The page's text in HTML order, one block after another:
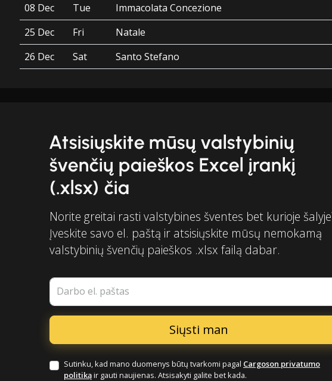
08 Dec
Tue
Immacolata Concezione
25 Dec
Fri
Natale
26 Dec
Sat Santo Stefano
Atsisiųskite mūsų valstybinių
švenčių paieškos Excel įrankį
(.xlsx) čia
Norite greitai rasti valstybines šventes bet kurioje
Įveskite savo el. paštą ir atsisiųskite mūsų nemokamą
valstybinių švenčių paieškos .xlsx failą dabar.
Darbo el. paštas
Sutinku, kad mano duomenys būtų tvarkomi pagal Cargoson privatumo
politikąir gauti naujienas. Atsisakyti galite bet kada.